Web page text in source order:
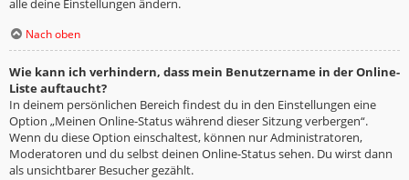
alle deine Einstellungen ändern.
Nach oben
Wie kann ich verhindern, dass mein Benutzername in der Online-
Liste auftaucht?
In deinem persönlichen Bereich findest du in den Einstellungen eine
Option „Meinen Online-Status während dieser Sitzung verbergen“.
Wenn du diese Option einschaltest, können nur Administratoren,
Moderatoren und du selbst deinen Online-Status sehen. Du wirst dann
als unsichtbarer Besucher gezählt.